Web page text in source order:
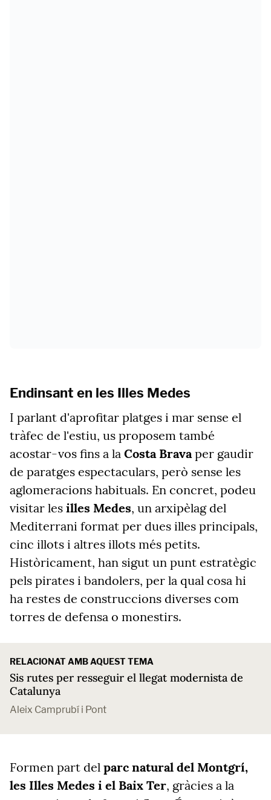
Endinsant en les Illes Medes
I parlant d'aprofitar platges i mar sense el
tràfec de l'estiu, us proposem també
acostar-vos fins a la Costa Bravaper gaudir
de paratges espectaculars, però sense les
aglomeracions habituals. En concret, podeu
visitar les illes Medes, un arxipèlag del
Mediterrani format per dues illes principals,
cinc illots i altres illots més petits.
Històricament, han sigut un punt estratègic
pels pirates i bandolers, per la qual cosa hi
ha restes de construccions diverses com
torres de defensa o monestirs.
RELACIONAT AMB AQUEST TEMA
Sis rutes per resseguir el llegat modernista de
Catalunya
Aleix Camprubí i Pont
Formen part del parc natural del Montgrí,
les Illes Medes i el Baix Ter, gràcies a la